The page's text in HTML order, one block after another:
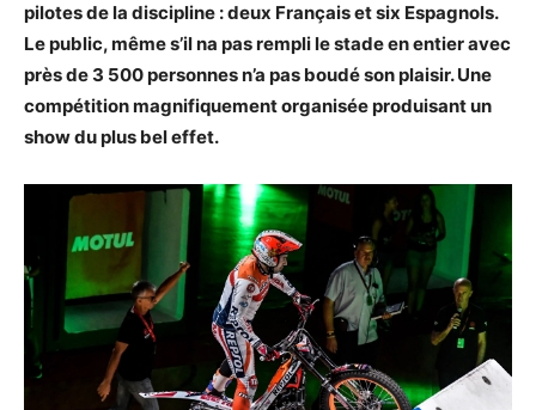
pilotes de la discipline : deux Français et six Espagnols.
Le public, même s’il na pas rempli le stade en entier avec
près de 3 500 personnes n’a pas boudé son plaisir. Une
compétition magnifiquement organisée produisant un
show du plus bel effet.